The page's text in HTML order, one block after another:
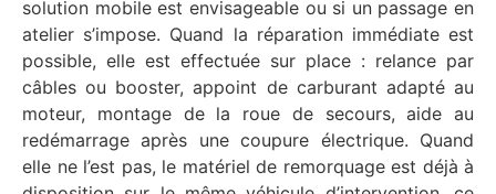
solution mobile est envisageable ou si un passage en
atelier s’impose. Quand la réparation immédiate est
possible, elle est effectuée sur place : relance par
câbles ou booster, appoint de carburant adapté au
moteur, montage de la roue de secours, aide au
redémarrage après une coupure électrique. Quand
elle ne l’est pas, le matériel de remorquage est déjà à